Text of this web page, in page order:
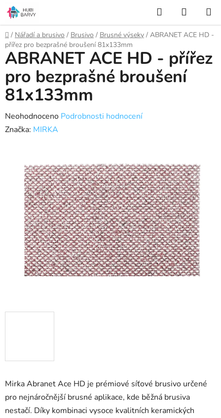
Přejít
na
obsah
Hledat
KOŠÍK
Domů
/ Nářadí a brusivo / Brusivo / Brusné výseky / ABRANET ACE HD -
přířez pro bezprašné broušení 81x133mm
Mirka Abranet Ace HD je prémiové síťové brusivo určené
pro nejnáročnější brusné aplikace, kde běžná brusiva
nestačí. Díky kombinaci vysoce kvalitních keramických
ABRANET ACE HD - přířez
pro bezprašné broušení
81x133mm
Průměrné
hodnocení
hvězdiček.
Neohodnoceno Podrobnosti hodnocení
Značka: MIRKA